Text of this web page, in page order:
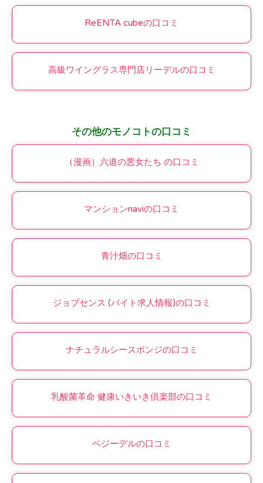
ReENTA cubeの口コミ
高級ワイングラス専門店リーデルの口コミ
その他のモノコトの口コミ
（漫画）六道の悪女たち の口コミ
マンションnaviの口コミ
青汁畑の口コミ
ジョブセンス (バイト求人情報)の口コミ
ナチュラルシースポンジの口コミ
乳酸菌革命 健康いきいき倶楽部の口コミ
ベジーデルの口コミ